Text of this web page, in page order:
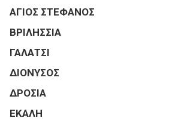
ΑΓΙΟΣ ΣΤΕΦΑΝΟΣ
ΒΡΙΛΗΣΣΙΑ
ΓΑΛΑΤΣΙ
ΔΙΟΝΥΣΟΣ
ΔΡΟΣΙΑ
ΕΚΑΛΗ